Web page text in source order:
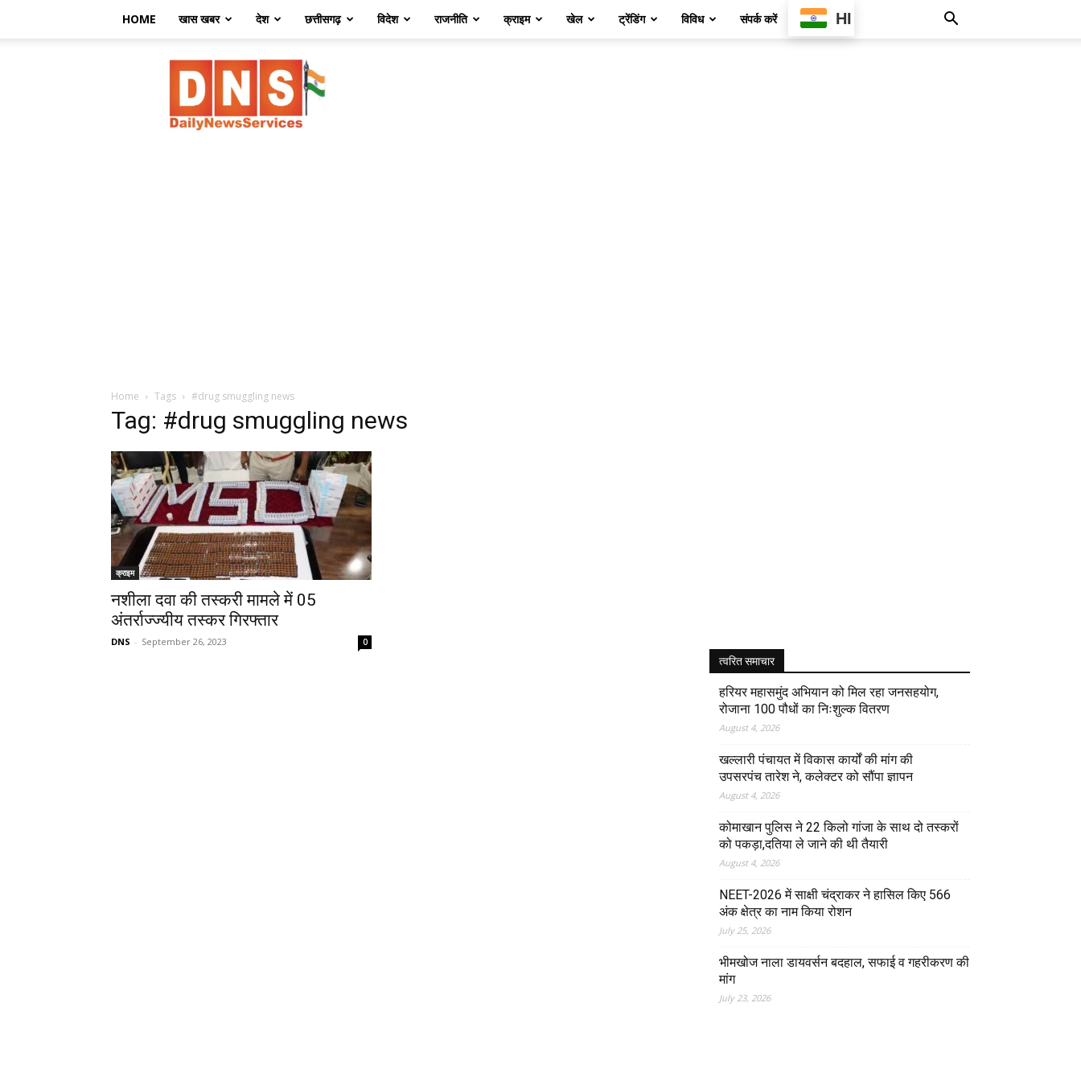
HOME खास खबर देश छत्तीसगढ़ विदेश राजनीति क्राइम खेल ट्रेंडिंग विविध संपर्क करें HI
Home Tags #drug smuggling news
Tag: #drug smuggling news
क्राइम
नशीला दवा की तस्करी मामले में 05
अंतर्राज्ज्यीय तस्कर गिरफ्तार
DNS - September 26, 2023 0
त्वरित समाचार
हरियर महासमुंद अभियान को मिल रहा जनसहयोग,
रोजाना 100 पौधों का निःशुल्क वितरण
August 4, 2026
खल्लारी पंचायत में विकास कार्यों की मांग की
उपसरपंच तारेश ने, कलेक्टर को सौंपा ज्ञापन
August 4, 2026
कोमाखान पुलिस ने 22 किलो गांजा के साथ दो तस्करों
को पकड़ा,दतिया ले जाने की थी तैयारी
August 4, 2026
NEET-2026 में साक्षी चंद्राकर ने हासिल किए 566
अंक क्षेत्र का नाम किया रोशन
July 25, 2026
भीमखोज नाला डायवर्सन बदहाल, सफाई व गहरीकरण की
मांग
July 23, 2026